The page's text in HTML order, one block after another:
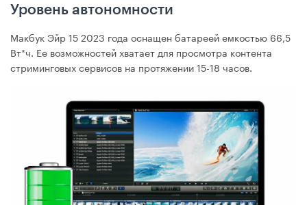
Уровень автономности
Макбук Эйр 15 2023 года оснащен батареей емкостью 66,5
Вт*ч. Ее возможностей хватает для просмотра контента
стриминговых сервисов на протяжении 15-18 часов.